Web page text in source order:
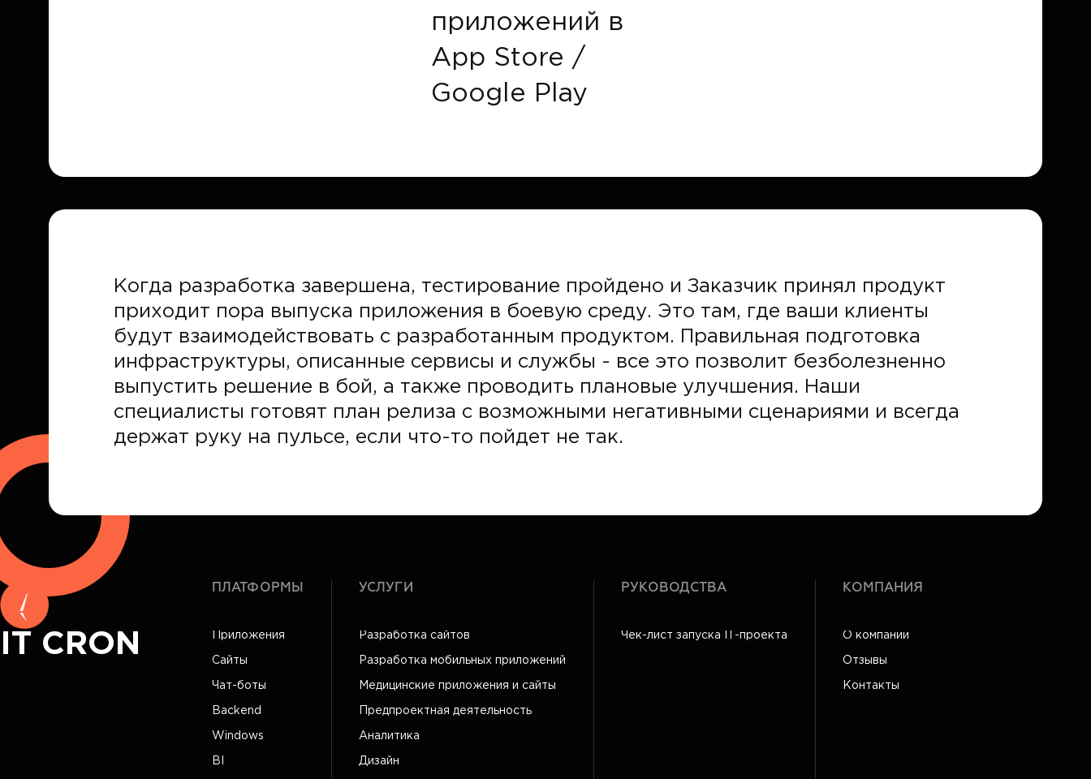
приложений в
App Store /
Google Play
Когда разработка завершена, тестирование пройдено и Заказчик принял продукт
приходит пора выпуска приложения в боевую среду. Это там, где ваши клиенты
будут взаимодействовать с разработанным продуктом. Правильная подготовка
инфраструктуры, описанные сервисы и службы - все это позволит безболезненно
выпустить решение в бой, а также проводить плановые улучшения. Наши
специалисты готовят план релиза с возможными негативными сценариями и всегда
держат руку на пульсе, если что-то пойдет не так.
IT CRON
ПЛАТФОРМЫ
Приложения
Сайты
Чат-боты
Backend
Windows
BI
УСЛУГИ
Разработка сайтов
Разработка мобильных приложений
Медицинские приложения и сайты
Предпроектная деятельность
Аналитика
Дизайн
РУКОВОДСТВА
Чек-лист запуска IT-проекта
КОМПАНИЯ
О компании
Отзывы
Контакты